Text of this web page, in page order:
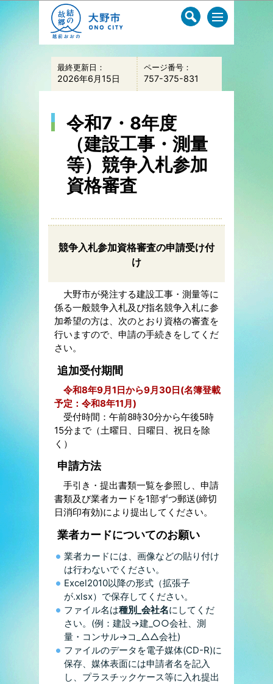
このページの本文へ移動
最終更新日：
2026年6月15日
ページ番号：
757-375-831
令和7・8年度
（建設工事・測量
等）競争入札参加
資格審査
競争入札参加資格審査の申請受け付
け
大野市が発注する建設工事・測量等に
係る一般競争入札及び指名競争入札に参
加希望の方は、次のとおり資格の審査を
行いますので、申請の手続きをしてくだ
さい。
追加受付期間
令和8年9月1日から9月30日(名簿登載
予定：令和8年11月)
受付時間：午前8時30分から午後5時
15分まで（土曜日、日曜日、祝日を除
く）
申請方法
手引き・提出書類一覧を参照し、申請
書類及び業者カードを1部ずつ郵送(締切
日消印有効)により提出してください。
業者カードについてのお願い
業者カードには、画像などの貼り付け
は行わないでください。
Excel2010以降の形式（拡張子
が.xlsx）で保存してください。
ファイル名は種別_会社名にしてくだ
さい。(例：建設→建_○○会社、測
量・コンサル→コ_△△会社)
ファイルのデータを電子媒体(CD-R)に
保存、媒体表面には申請者名を記入
し、プラスチックケース等に入れ提出